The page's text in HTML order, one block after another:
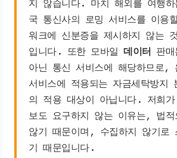
지 않습니다. 마치 해외를 여행
국 통신사의 로밍 서비스를 이용
워크에 신분증을 제시하지 않는
입니다. 또한 모바일 데이터 판
아닌 통신 서비스에 해당하므로,
서비스에 적용되는 자금세탁방지
의 적용 대상이 아닙니다. 저희
보도 요구하지 않는 이유는, 법적
않기 때문이며, 수집하지 않기로
기 때문입니다.